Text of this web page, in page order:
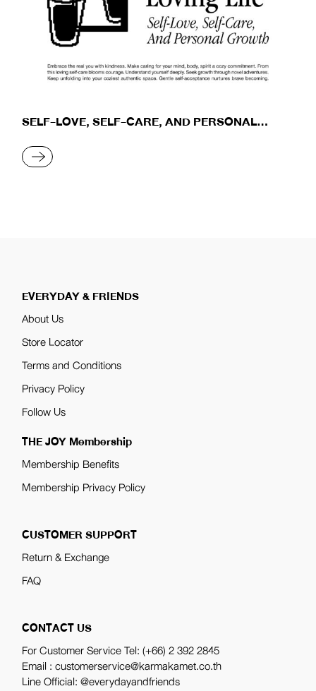
SELF-LOVE, SELF-CARE, AND PERSONAL
READ MORE
EVERYDAY & FRIENDS
About Us
Store Locator
Terms and Conditions
Privacy Policy
Follow Us
THE JOY Membership
Membership Benefits
Membership Privacy Policy
CUSTOMER SUPPORT
Return & Exchange
FAQ
CONTACT US
For Customer Service Tel:(+66) 2 392 2845
Email : customerservice@karmakamet.co.th
Line Official:@everydayandfriends